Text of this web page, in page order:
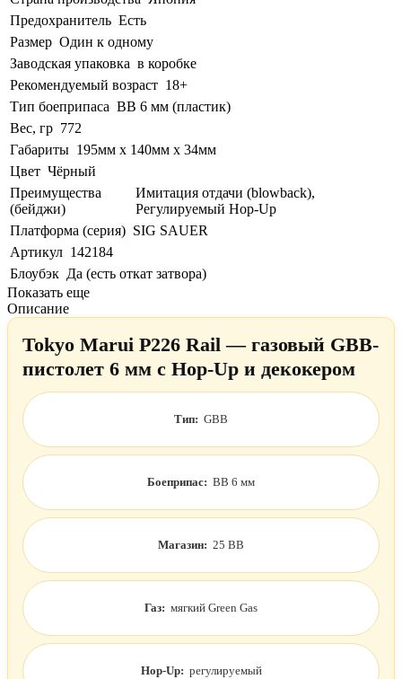
Предохранитель Есть
Размер Один к одному
Заводская упаковка в коробке
Рекомендуемый возраст 18+
Тип боеприпаса BB 6 мм (пластик)
Вес, гр 772
Габариты 195мм х 140мм х 34мм
Цвет Чёрный
Преимущества
(бейджи)
Имитация отдачи (blowback),
Регулируемый Hop-Up
Платформа (серия) SIG SAUER
Артикул 142184
Блоубэк Да (есть откат затвора)
Показать еще
Описание
Tokyo Marui P226 Rail — газовый GBB-
пистолет 6 мм с Hop-Up и декокером
Тип: GBB
Боеприпас: BB 6 мм
Магазин: 25 BB
Газ: мягкий Green Gas
Hop-Up: регулируемый